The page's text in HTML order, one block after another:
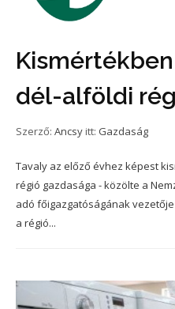
dél-alföldi
Szerző: Ancsy itt: Gazdaság
Tavaly az előző évhez képest
régió gazdasága - közölte a
adó főigazgatóságának
a régió...